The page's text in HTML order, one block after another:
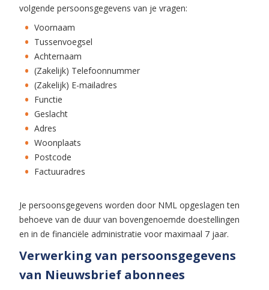
volgende persoonsgegevens van je vragen:
Voornaam
Tussenvoegsel
Achternaam
(Zakelijk) Telefoonnummer
(Zakelijk) E-mailadres
Functie
Geslacht
Adres
Woonplaats
Postcode
Factuuradres
Je persoonsgegevens worden door NML opgeslagen ten
behoeve van de duur van bovengenoemde doestellingen
en in de financiële administratie voor maximaal 7 jaar.
Verwerking van persoonsgegevens
van Nieuwsbrief abonnees